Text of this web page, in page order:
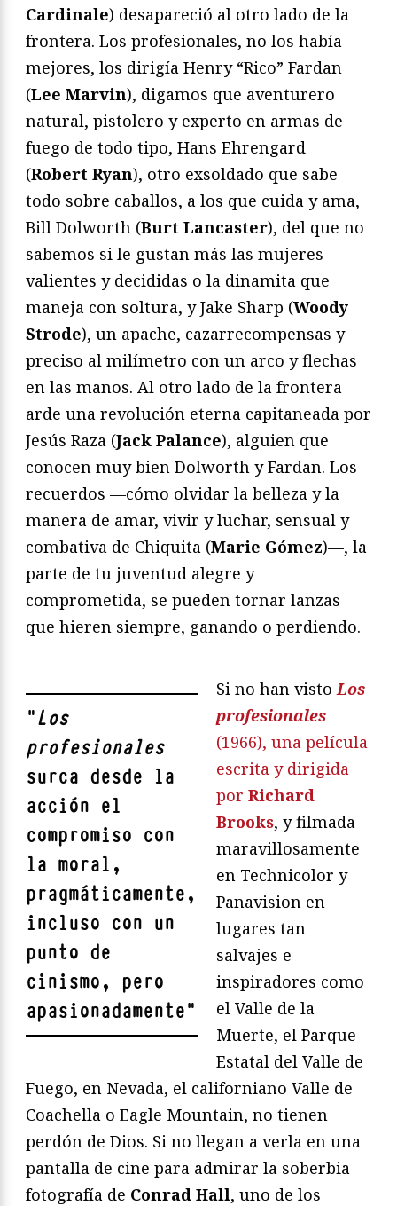
Cardinale) desapareció al otro lado de la
frontera. Los profesionales, no los había
mejores, los dirigía Henry “Rico” Fardan
(Lee Marvin), digamos que aventurero
natural, pistolero y experto en armas de
fuego de todo tipo, Hans Ehrengard
(Robert Ryan), otro exsoldado que sabe
todo sobre caballos, a los que cuida y ama,
Bill Dolworth (Burt Lancaster), del que no
sabemos si le gustan más las mujeres
valientes y decididas o la dinamita que
maneja con soltura, y Jake Sharp (Woody
Strode), un apache, cazarrecompensas y
preciso al milímetro con un arco y flechas
en las manos. Al otro lado de la frontera
arde una revolución eterna capitaneada por
Jesús Raza (Jack Palance), alguien que
conocen muy bien Dolworth y Fardan. Los
recuerdos —cómo olvidar la belleza y la
manera de amar, vivir y luchar, sensual y
combativa de Chiquita (Marie Gómez)—, la
parte de tu juventud alegre y
comprometida, se pueden tornar lanzas
que hieren siempre, ganando o perdiendo.
"Los
profesionales
surca desde la
acción el
compromiso con
la moral,
pragmáticamente,
incluso con un
punto de
cinismo, pero
apasionadamente"
Si no han visto Los
profesionales
(1966), una película
escrita y dirigida
por Richard
Brooks, y filmada
maravillosamente
en Technicolor y
Panavision en
lugares tan
salvajes e
inspiradores como
el Valle de la
Muerte, el Parque
Estatal del Valle de
Fuego, en Nevada, el californiano Valle de
Coachella o Eagle Mountain, no tienen
perdón de Dios. Si no llegan a verla en una
pantalla de cine para admirar la soberbia
fotografía de Conrad Hall, uno de los